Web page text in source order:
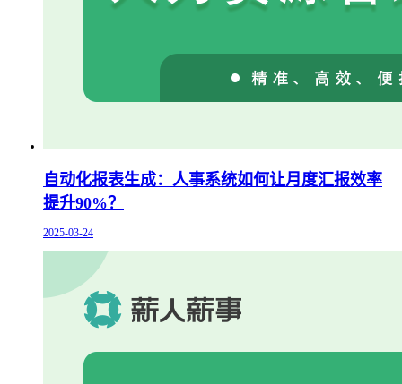
自动化报表生成：人事系统如何让月度汇报效率
提升90%？
2025-03-24